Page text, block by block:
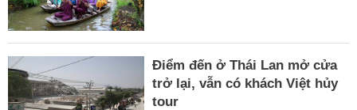
Điểm đến ở Thái Lan mở cửa
trở lại, vẫn có khách Việt hủy
tour